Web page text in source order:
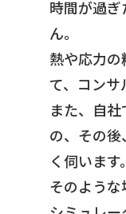
時間が過ぎ
ん。
熱や応力の
て、コンサ
また、自
の、その後
く伺います。
そのような